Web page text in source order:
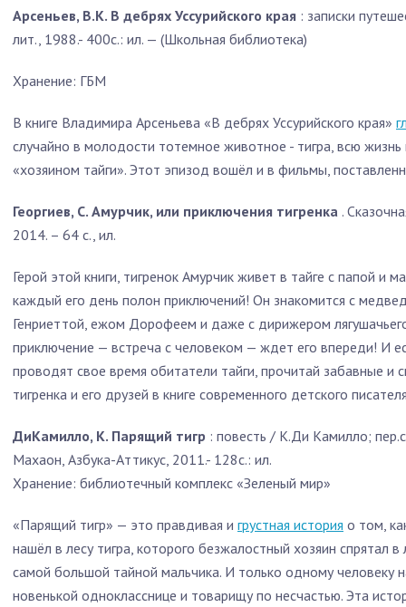
Арсеньев, В.К. В дебрях Уссурийского края : записки
лит., 1988.- 400с.: ил. — (Школьная библиотека)
Хранение: ГБМ
В книге Владимира Арсеньева «В дебрях Уссурийского края»
случайно в молодости тотемное животное - тигра, всю
«хозяином тайги». Этот эпизод вошёл и в фильмы,
Георгиев, С. Амурчик, или приключения тигренка .
2014. – 64 с., ил.
Герой этой книги, тигренок Амурчик живет в тайге с папой и
каждый его день полон приключений! Он знакомится с
Генриеттой, ежом Дорофеем и даже с дирижером
приключение — встреча с человеком — ждет его впереди! И
проводят свое время обитатели тайги, прочитай забавные и
тигренка и его друзей в книге современного детского
ДиКамилло, К. Парящий тигр : повесть / К.Ди Камилло;
Махаон, Азбука-Аттикус, 2011.- 128с.: ил.
Хранение: библиотечный комплекс «Зеленый мир»
«Парящий тигр» — это правдивая и грустная история о том,
нашёл в лесу тигра, которого безжалостный хозяин спрятал в
самой большой тайной мальчика. И только одному человеку
новенькой однокласснице и товарищу по несчастью. Эта